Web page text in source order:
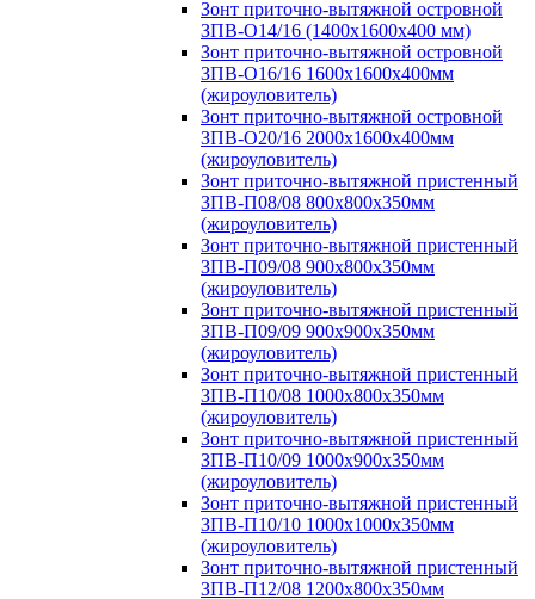
Зонт приточно-вытяжной островной
ЗПВ-О14/16 (1400х1600х400 мм)
Зонт приточно-вытяжной островной
ЗПВ-О16/16 1600х1600х400мм
(жироуловитель)
Зонт приточно-вытяжной островной
ЗПВ-О20/16 2000х1600х400мм
(жироуловитель)
Зонт приточно-вытяжной пристенный
ЗПВ-П08/08 800х800х350мм
(жироуловитель)
Зонт приточно-вытяжной пристенный
ЗПВ-П09/08 900х800х350мм
(жироуловитель)
Зонт приточно-вытяжной пристенный
ЗПВ-П09/09 900х900х350мм
(жироуловитель)
Зонт приточно-вытяжной пристенный
ЗПВ-П10/08 1000х800х350мм
(жироуловитель)
Зонт приточно-вытяжной пристенный
ЗПВ-П10/09 1000х900х350мм
(жироуловитель)
Зонт приточно-вытяжной пристенный
ЗПВ-П10/10 1000х1000х350мм
(жироуловитель)
Зонт приточно-вытяжной пристенный
ЗПВ-П12/08 1200х800х350мм